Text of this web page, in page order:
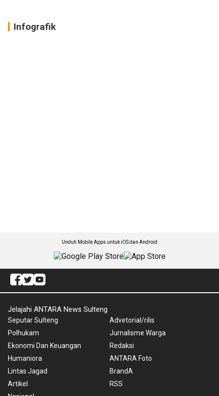
Infografik
Unduh Mobile Apps untuk iOS dan Android
Jelajahi ANTARA News Sulteng
Seputar Sulteng
Polhukam
Ekonomi Dan Keuangan
Humaniora
Lintas Jagad
Artikel
Advetorial/rilis
Jurnalisme Warga
Redaksi
ANTARA Foto
BrandA
RSS